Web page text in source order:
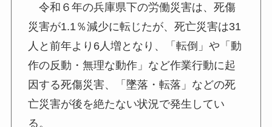
令和６年の兵庫県下の労働災害は、死傷
災害が1.1％減少に転じたが、死亡災害は31
人と前年より6人増となり、「転倒」や「動
作の反動・無理な動作」など作業行動に起
因する死傷災害、「墜落・転落」などの死
亡災害が後を絶たない状況で発生してい
る。